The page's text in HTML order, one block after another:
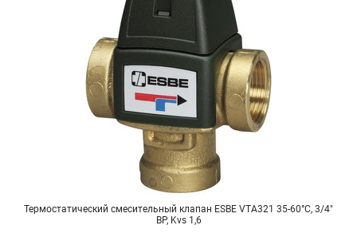
Термостатический смесительный клапан ESBE VTA321 35-60°С, 3/4"
ВР, Kvs 1,6